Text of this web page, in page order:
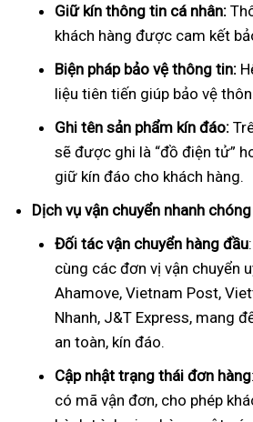
Giữ kín thông tin cá nhân:
khách hàng được cam kết
Biện pháp bảo vệ thông tin:
liệu tiên tiến giúp bảo vệ
Ghi tên sản phẩm kín đáo:
sẽ được ghi là “đồ điện tử”
giữ kín đáo cho khách hàng.
Dịch vụ vận chuyển nhanh
Đối tác vận chuyển hàng đầu
cùng các đơn vị vận chuyển
Ahamove, Vietnam Post,
Nhanh, J&T Express, mang
an toàn, kín đáo.
Cập nhật trạng thái đơn hàng
có mã vận đơn, cho phép